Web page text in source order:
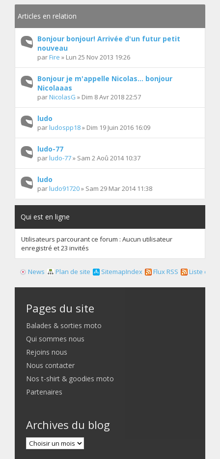
Articles en relation
Bonjour bonjour! Arrivée d'un futur petit
nouveau
parFire » Lun 25 Nov 2013 19:26
Bonjour je m'appelle Nicolas... bonjour
Nicolaaas
parNicolasG » Dim 8 Avr 2018 22:57
ludo
parludospp18» Dim 19 Juin 2016 16:09
ludo-77
parludo-77» Sam 2 Aoû 2014 10:37
ludo
parludo91720» Sam 29 Mar 2014 11:38
Qui est en ligne
Utilisateurs parcourant ce forum : Aucun utilisateur
enregistré et 23 invités
News Plan de site SitemapIndex Flux RSS Liste des
Pages du site
Balades & sorties moto
Qui sommes nous
Rejoins nous
Nous contacter
Nos t-shirt & goodies moto
Partenaires
Archives du blog